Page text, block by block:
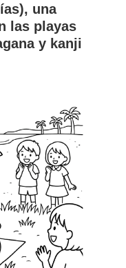
una
las playas
y kanji